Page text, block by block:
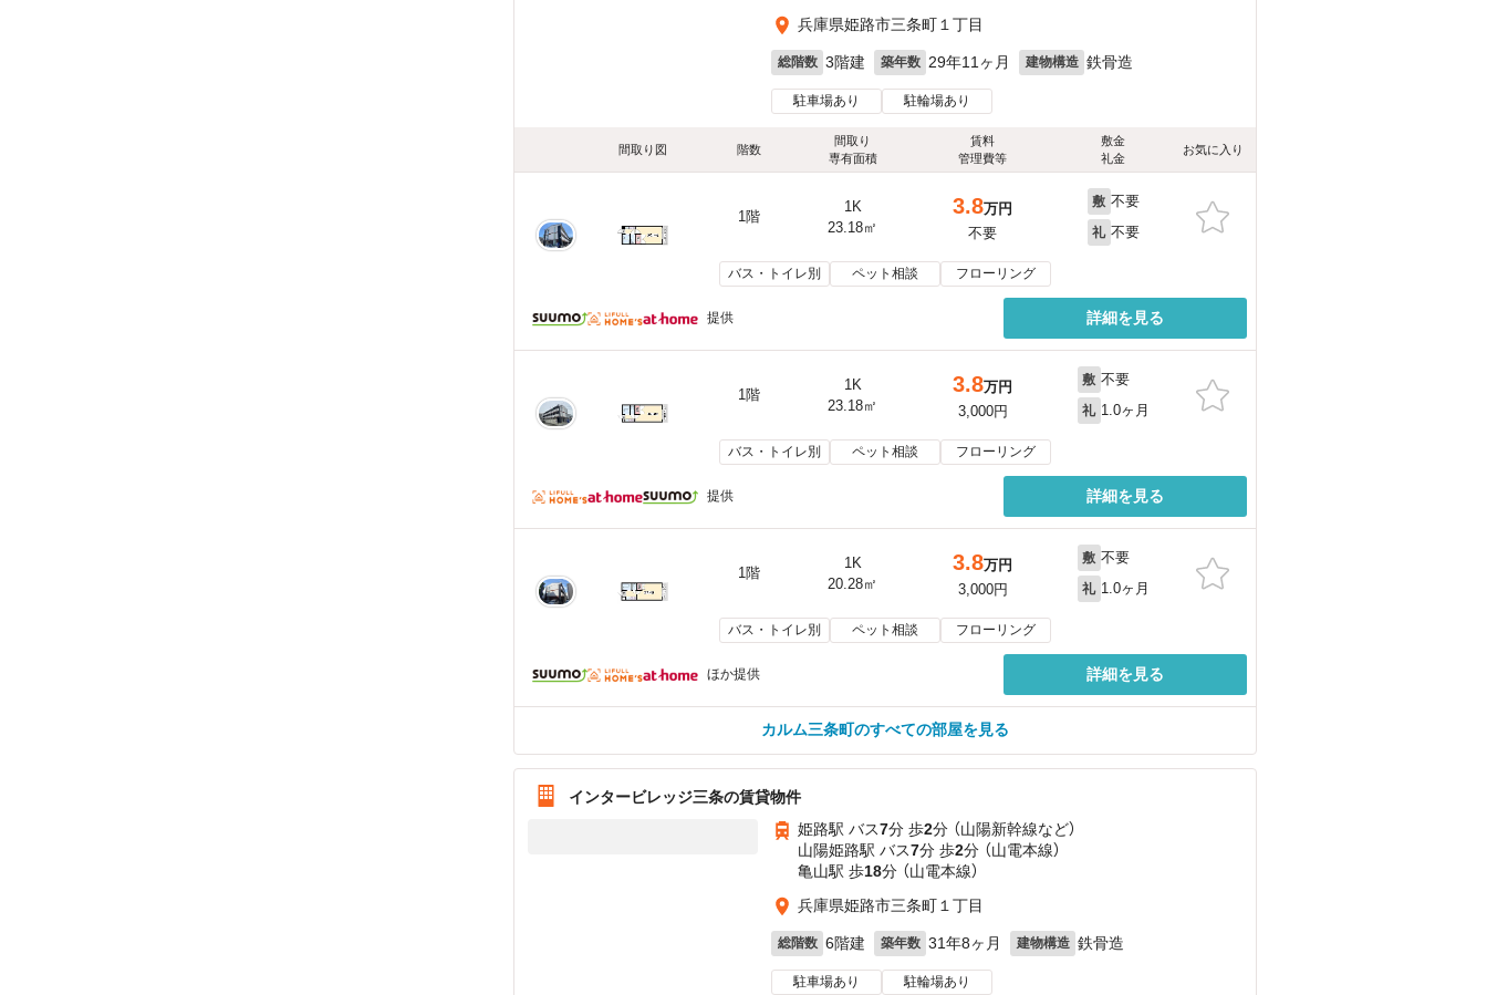
兵庫県姫路市三条町１丁目
総階数 3階建 築年数 29年11ヶ月 建物構造 鉄骨造
駐車場あり 駐輪場あり
間取り図 階数
間取り
専有面積
賃料
管理費等
敷金
礼金
お気に入り
1階
1K
23.18㎡
3.8万円
不要
敷 不要
礼 不要
バス・トイレ別 ペット相談 フローリング
提供 詳細を見る
1階
1K
23.18㎡
3.8万円
3,000円
敷 不要
礼 1.0ヶ月
バス・トイレ別 ペット相談 フローリング
提供 詳細を見る
1階
1K
20.28㎡
3.8万円
3,000円
敷 不要
礼 1.0ヶ月
バス・トイレ別 ペット相談 フローリング
ほか提供 詳細を見る
カルム三条町のすべての部屋を見る
インタービレッジ三条の賃貸物件
姫路駅 バス7分 歩2分 （山陽新幹線など）
山陽姫路駅 バス7分 歩2分 （山電本線）
亀山駅 歩18分 （山電本線）
兵庫県姫路市三条町１丁目
総階数 6階建 築年数 31年8ヶ月 建物構造 鉄骨造
駐車場あり 駐輪場あり